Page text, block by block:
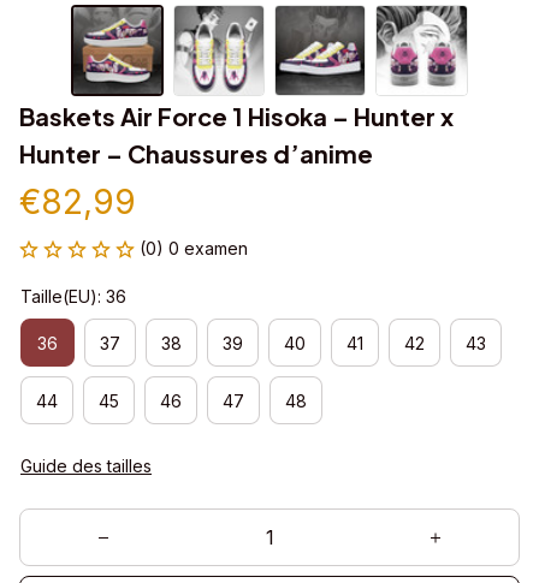
Baskets Air Force 1 Hisoka – Hunter x
Hunter – Chaussures d’anime
€82,99
(0) 0 examen
Taille(EU): 36
36 37 38 39 40 41 42 43
44 45 46 47 48
Guide des tailles